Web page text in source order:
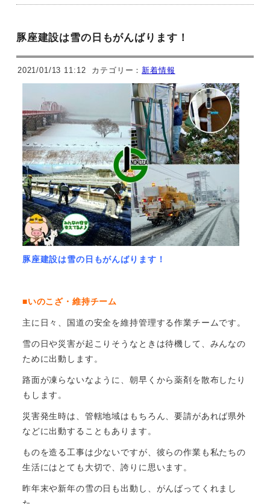
豚座建設は雪の日もがんばります！
2021/01/13 11:12 カテゴリー： 新着情報
豚座建設は雪の日もがんばります！
■いのこざ・維持チーム
主に日々、国道の安全を維持管理する作業チームです。
雪の日や災害が起こりそうなときは待機して、みんなの
ために出動します。
路面が凍らないなように、朝早くから薬剤を散布したり
もします。
災害発生時は、管轄地域はもちろん、要請があれば県外
などに出動することもあります。
ものを造る工事は少ないですが、彼らの作業も私たちの
生活にはとても大切で、誇りに思います。
昨年末や新年の雪の日も出動し、がんばってくれまし